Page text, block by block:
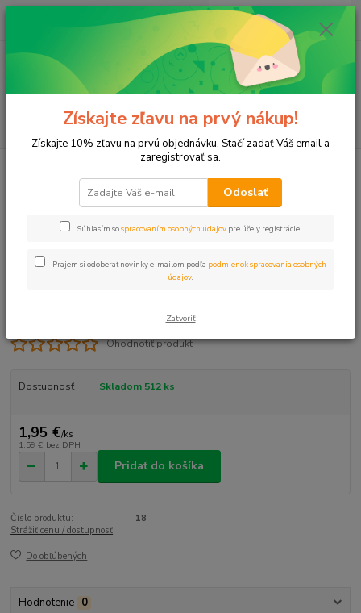
Menu
(Po-Pia, 8-17 hod.)
ks
za0 €
Plastové, Mosadzné komponenty
Spojka MT 1" PN10
Ohodnotiť produkt
Dostupnosť Skladom 512 ks
1,95 €/ks
1,59 € bez DPH
Pridať do košíka
Číslo produktu:
18
Strážiť cenu / dostupnosť
Do obľúbených
Hodnotenie 0
Získajte zľavu na prvý nákup!
Získajte 10% zľavu na prvú objednávku. Stačí zadať Váš email a
zaregistrovať sa.
Odoslať
Súhlasím sospracovaním osobných údajov pre účely registrácie.
Prajem si odoberať novinky e-mailom podľa podmienok spracovania osobných
údajov
Zatvoriť